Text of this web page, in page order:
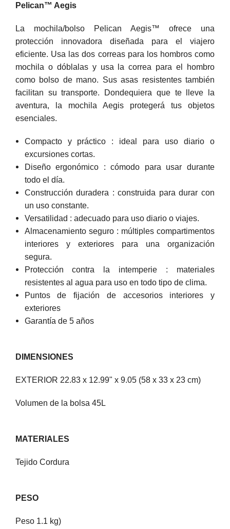
Pelican™ Aegis
La mochila/bolso Pelican Aegis™ ofrece una
protección innovadora diseñada para el viajero
eficiente. Usa las dos correas para los hombros como
mochila o dóblalas y usa la correa para el hombro
como bolso de mano. Sus asas resistentes también
facilitan su transporte. Dondequiera que te lleve la
aventura, la mochila Aegis protegerá tus objetos
esenciales.
Compacto y práctico : ideal para uso diario o
excursiones cortas.
Diseño ergonómico : cómodo para usar durante
todo el día.
Construcción duradera : construida para durar con
un uso constante.
Versatilidad : adecuado para uso diario o viajes.
Almacenamiento seguro : múltiples compartimentos
interiores y exteriores para una organización
segura.
Protección contra la intemperie : materiales
resistentes al agua para uso en todo tipo de clima.
Puntos de fijación de accesorios interiores y
exteriores
Garantía de 5 años
DIMENSIONES
EXTERIOR 22.83 x 12.99" x 9.05 (58 x 33 x 23 cm)
Volumen de la bolsa 45L
MATERIALES
Tejido Cordura
PESO
Peso 1.1 kg)